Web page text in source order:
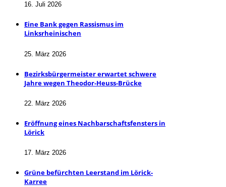
16. Juli 2026
Eine Bank gegen Rassismus im
Linksrheinischen
25. März 2026
Bezirksbürgermeister erwartet schwere
Jahre wegen Theodor-Heuss-Brücke
22. März 2026
Eröffnung eines Nachbarschaftsfensters in
Lörick
17. März 2026
Grüne befürchten Leerstand im Lörick-
Karree